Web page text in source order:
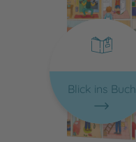
Blick ins Buch